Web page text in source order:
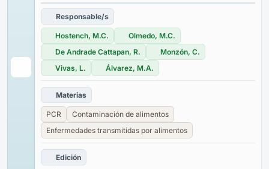
Responsable/s
Hostench, M.C.
Olmedo, M.C.
De Andrade Cattapan, R.
Monzón, C.
Vivas, L.
Álvarez, M.A.
Materias
PCR
Contaminación de alimentos
Enfermedades transmitidas por alimentos
Edición